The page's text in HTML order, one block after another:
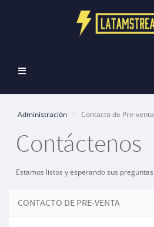
Alternar
Administración Contacto de Pre-venta
Contáctenos
Estamos listos y esperando sus preguntas
CONTACTO DE PRE-VENTA